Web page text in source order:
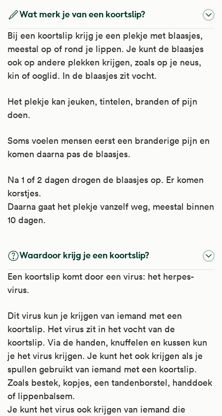
Wat merk je van een koortslip?
Bij een koortslip krijg je een plekje met blaasjes,
meestal op of rond je lippen. Je kunt de blaasjes
ook op andere plekken krijgen, zoals op je neus,
kin of ooglid. In de blaasjes zit vocht.
Het plekje kan jeuken, tintelen, branden of pijn
doen.
Soms voelen mensen eerst een branderige pijn en
komen daarna pas de blaasjes.
Na 1 of 2 dagen drogen de blaasjes op. Er komen
korstjes.
Daarna gaat het plekje vanzelf weg, meestal binnen
10 dagen.
Waardoor krijg je een koortslip?
Een koortslip komt door een virus: het herpes-
virus.
Dit virus kun je krijgen van iemand met een
koortslip. Het virus zit in het vocht van de
koortslip. Via de handen, knuffelen en kussen kun
je het virus krijgen. Je kunt het ook krijgen als je
spullen gebruikt van iemand met een koortslip.
Zoals bestek, kopjes, een tandenborstel, handdoek
of lippenbalsem.
Je kunt het virus ook krijgen van iemand die